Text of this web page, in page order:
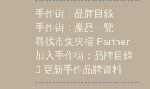
手作街：品牌目錄
手作街：產品一覽
尋找市集夾檔 Partner
加入手作街：品牌目錄
更新手作品牌資料